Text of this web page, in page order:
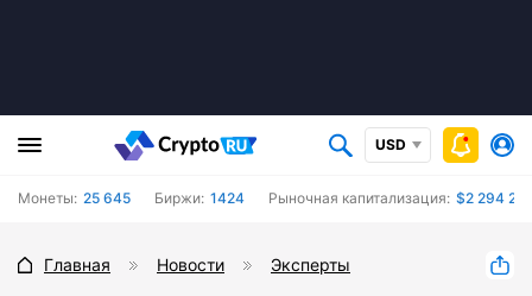
USD
Монеты: 25 645 Биржи: 1424 Рыночная капитализация: $2 294
Главная Новости Эксперты